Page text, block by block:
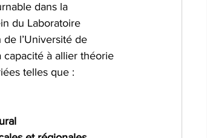
dans la
du Laboratoire
l’Université de
capacité à allier théorie
telles que :